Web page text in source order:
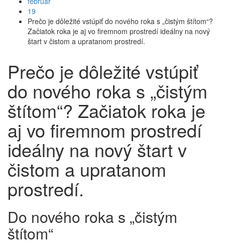
19
Prečo je dôležité vstúpiť do nového roka s „čistým štítom“?
Začiatok roka je aj vo firemnom prostredí ideálny na nový
štart v čistom a upratanom prostredí.
Prečo je dôležité vstúpiť
do nového roka s „čistým
štítom“? Začiatok roka je
aj vo firemnom prostredí
ideálny na nový štart v
čistom a upratanom
prostredí.
Do nového roka s „čistým
štítom“